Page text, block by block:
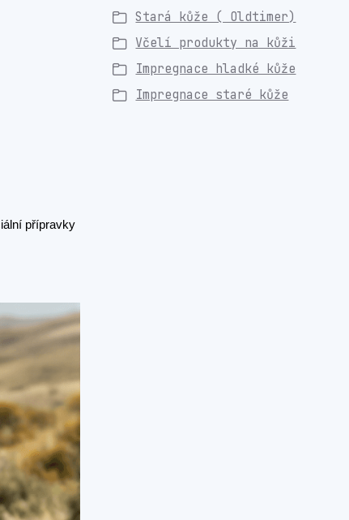
přípravky
Stará kůže ( Oldtimer)
Včelí produkty na kůži
Impregnace hladké kůže
Impregnace staré kůže